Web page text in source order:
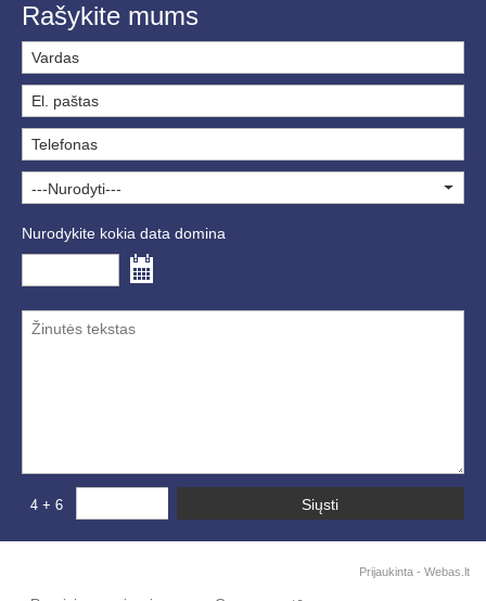
Rašykite mums
---Nurodyti---
Nurodykite kokia data domina
Prijaukinta - Webas.lt